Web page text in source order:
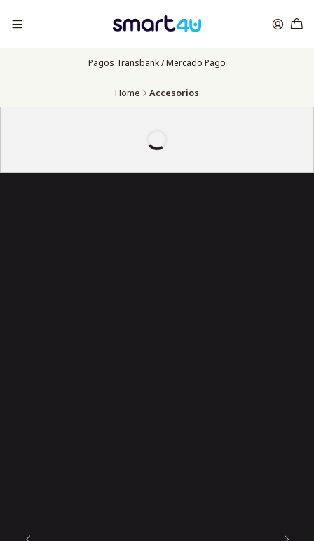
Pagos Transbank / Mercado Pago
Home Accesorios